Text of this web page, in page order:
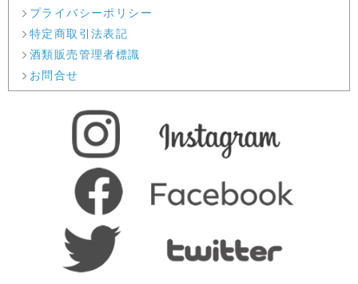
プライバシーポリシー
特定商取引法表記
酒類販売管理者標識
お問合せ